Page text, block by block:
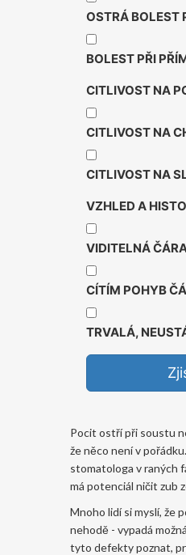
OSTRÁ BOLEST
BOLEST PŘI
CITLIVOST NA
CITLIVOST NA
CITLIVOST NA
VZHLED A
VIDITELNÁ
CÍTÍM POHYB
TRVALÁ,
Pocit ostří při soustu
že něco není v pořádku.
stomatologa v raných
má potenciál ničit zub
Mnoho lidí si myslí, že
nehodě - vypadá
tyto defekty poznat,